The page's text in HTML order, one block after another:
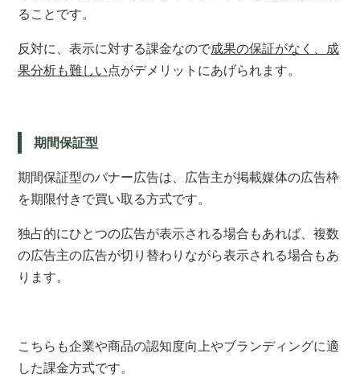
ることです。
反対に、表示に対する課金なので成果の保証がなく、 成
果分析も難しい点がデメリットにあげられます。
期間保証型
期間保証型のバナー広告は、広告主が掲載媒体の広告枠
を期限付きで買い取る方式です。
独占的にひとつの広告が表示される場合もあれば、複数
の広告主の広告が切り替わりながら表示される場合もあ
ります。
こちらも企業や商品の認知度向上やブランディングに適
した課金方式です。